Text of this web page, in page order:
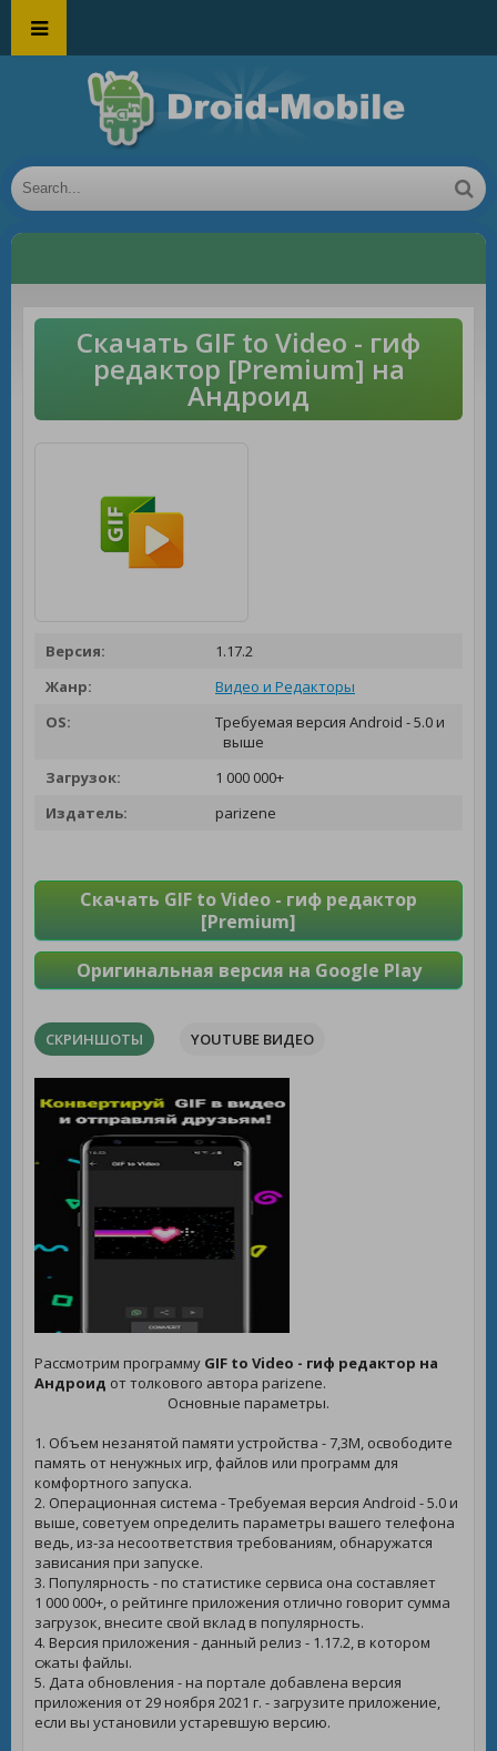
Скачать GIF to Video - гиф
редактор [Premium] на
Андроид
Версия:
1.17.2
Жанр:
Видео и Редакторы
OS:
Требуемая версия Android - 5.0 и
выше
Загрузок:
1 000 000+
Издатель:
parizene
Скачать GIF to Video - гиф редактор
[Premium]
Оригинальная версия на Google Play
СКРИНШОТЫ YOUTUBE ВИДЕО
Рассмотрим программу GIF to Video - гиф редактор на
Андроид от толкового автора parizene.
Основные параметры.
1. Объем незанятой памяти устройства - 7,3M, освободите
память от ненужных игр, файлов или программ для
комфортного запуска.
2. Операционная система - Требуемая версия Android - 5.0 и
выше, советуем определить параметры вашего телефона
ведь, из-за несоответствия требованиям, обнаружатся
зависания при запуске.
3. Популярность - по статистике сервиса она составляет
1 000 000+, о рейтинге приложения отлично говорит сумма
загрузок, внесите свой вклад в популярность.
4. Версия приложения - данный релиз - 1.17.2, в котором
сжаты файлы.
5. Дата обновления - на портале добавлена версия
приложения от 29 ноября 2021 г. - загрузите приложение,
если вы установили устаревшую версию.